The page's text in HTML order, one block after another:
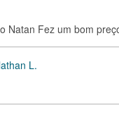
Natan Fez um bom
L.